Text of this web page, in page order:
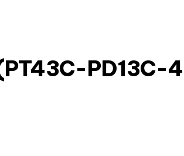
(PT43C-